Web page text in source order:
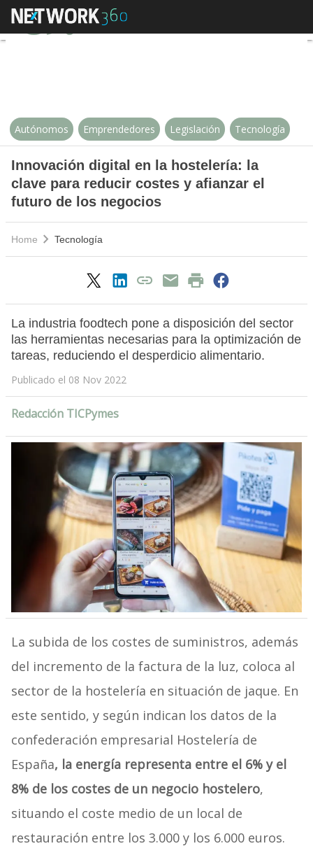
Innovación digital en la
Autónomos Emprendedores Legislación Tecnología
Innovación digital en la hostelería: la
clave para reducir costes y afianzar el
futuro de los negocios
Home Tecnología
La industria foodtech pone a disposición del sector
las herramientas necesarias para la optimización de
tareas, reduciendo el desperdicio alimentario.
Publicado el 08 Nov 2022
Redacción TICPymes
La subida de los costes de suministros, además
del incremento de la factura de la luz, coloca al
sector de la hostelería en situación de jaque. En
este sentido, y según indican los datos de la
confederación empresarial Hostelería de
España, la energía representa entre el 6% y el
8% de los costes de un negocio hostelero,
situando el coste medio de un local de
restauración entre los 3.000 y los 6.000 euros.